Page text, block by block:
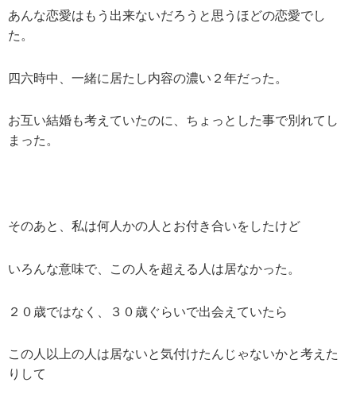
あんな恋愛はもう出来ないだろうと思うほどの恋愛でし
た。
四六時中、一緒に居たし内容の濃い２年だった。
お互い結婚も考えていたのに、ちょっとした事で別れてし
まった。
そのあと、私は何人かの人とお付き合いをしたけど
いろんな意味で、この人を超える人は居なかった。
２０歳ではなく、３０歳ぐらいで出会えていたら
この人以上の人は居ないと気付けたんじゃないかと考えた
りして